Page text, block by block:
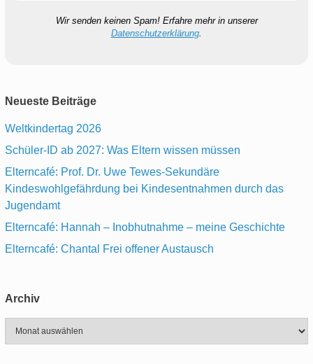
Wir senden keinen Spam! Erfahre mehr in unserer
Datenschutzerklärung.
Neueste Beiträge
Weltkindertag 2026
Schüler-ID ab 2027: Was Eltern wissen müssen
Elterncafé: Prof. Dr. Uwe Tewes-Sekundäre
Kindeswohlgefährdung bei Kindesentnahmen durch das
Jugendamt
Elterncafé: Hannah – Inobhutnahme – meine Geschichte
Elterncafé: Chantal Frei offener Austausch
Archiv